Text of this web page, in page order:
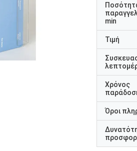
min
Τιμή
Χρόνος
Όροι